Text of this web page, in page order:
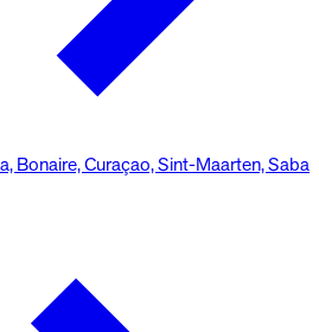
Bonaire, Curaçao, Sint-Maarten, Saba